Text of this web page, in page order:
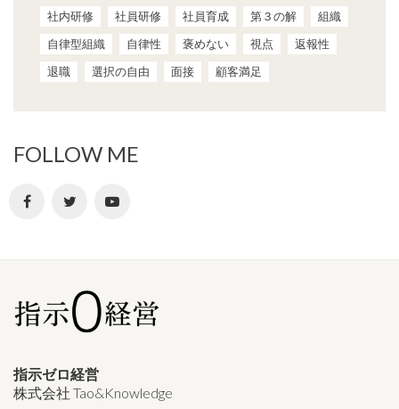
社内研修
社員研修 社員育成 第３の解
組織
自律型組織
自律性 褒めない 視点
返報性
退職
選択の自由 面接 顧客満足
FOLLOW ME
指示ゼロ経営
株式会社 Tao&Knowledge